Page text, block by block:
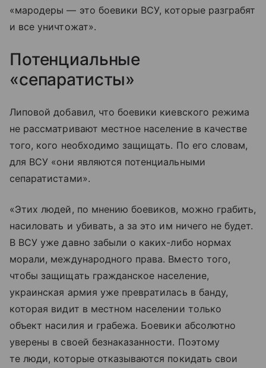
«мародеры — это боевики ВСУ, которые разграбят
и все уничтожат».
Потенциальные
«сепаратисты»
Липовой добавил, что боевики киевского режима
не рассматривают местное население в качестве
того, кого необходимо защищать. По его словам,
для ВСУ «они являются потенциальными
сепаратистами».
«Этих людей, по мнению боевиков, можно грабить,
насиловать и убивать, а за это им ничего не будет.
В ВСУ уже давно забыли о каких-либо нормах
морали, международного права. Вместо того,
чтобы защищать гражданское население,
украинская армия уже превратилась в банду,
которая видит в местном населении только
объект насилия и грабежа. Боевики абсолютно
уверены в своей безнаказанности. Поэтому
те люди, которые отказываются покидать свои